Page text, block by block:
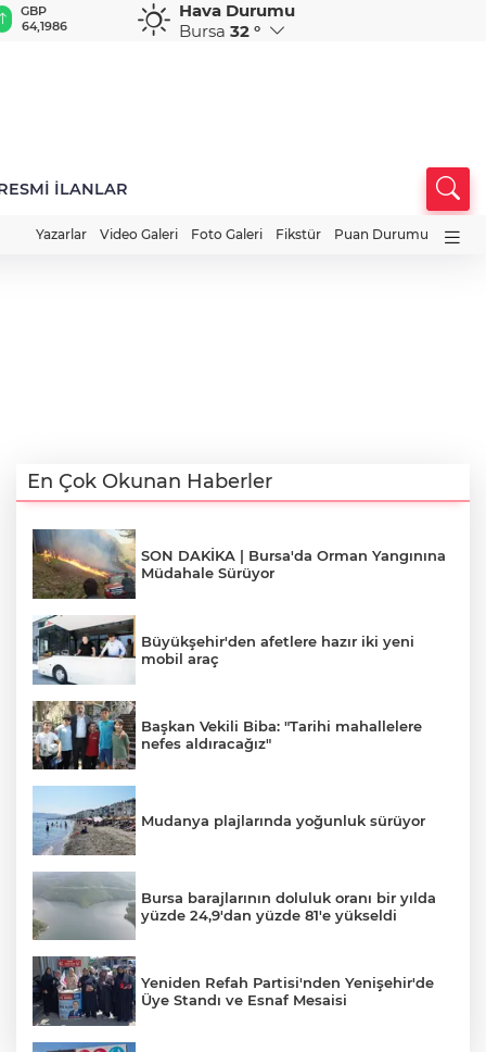
GBP
64,1986
CHF
58,6698
CAD
34,0231
Hava Durumu
Bursa 32 °
İLANLAR
Yazarlar Video Galeri Foto Galeri Fikstür Puan Durumu
En Çok Okunan Haberler
SON DAKİKA | Bursa'da Orman Yangınına
Müdahale Sürüyor
Büyükşehir'den afetlere hazır iki yeni
mobil araç
Başkan Vekili Biba: "Tarihi mahallelere
nefes aldıracağız"
Mudanya plajlarında yoğunluk sürüyor
Bursa barajlarının doluluk oranı bir yılda
yüzde 24,9'dan yüzde 81'e yükseldi
Yeniden Refah Partisi'nden Yenişehir'de
Üye Standı ve Esnaf Mesaisi